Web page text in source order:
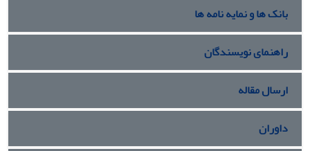
بانک ها و نمایه نامه ها
راهنمای نویسندگان
ارسال مقاله
داوران